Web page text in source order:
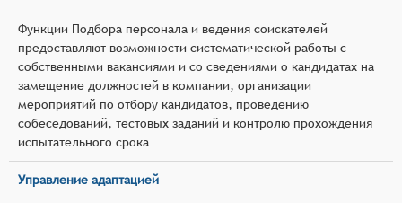
Функции Подбора персонала и ведения соискателей
предоставляют возможности систематической работы с
собственными вакансиями и со сведениями о кандидатах на
замещение должностей в компании, организации
мероприятий по отбору кандидатов, проведению
собеседований, тестовых заданий и контролю прохождения
испытательного срока
Управление адаптацией